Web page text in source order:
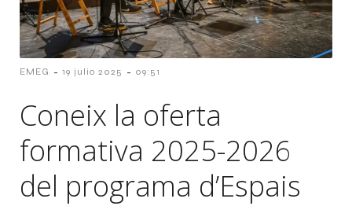
EMEG - 19 julio 2025 - 09:51
Coneix la oferta
formativa 2025-2026
del programa d’Espais